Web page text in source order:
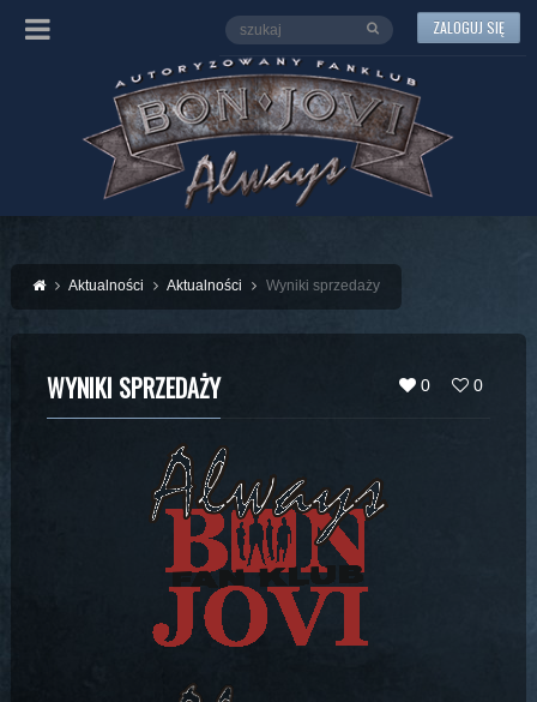
ZALOGUJ SIĘ
Aktualności Aktualności Wyniki sprzedaży
0 0
WYNIKI SPRZEDAŻY